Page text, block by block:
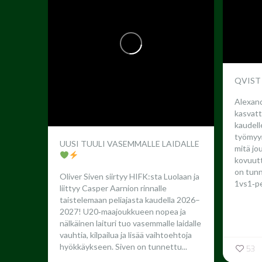
UUSI TUULI VASEMMALLE LAIDALLE
Oliver Siven siirtyy HIFK:sta Luolaan ja
liittyy Casper Aarnion rinnalle
taistelemaan peliajasta kaudella 2026–
2027! U20‑maajoukkueen nopea ja
nälkäinen laituri tuo vasemmalle laidalle
vauhtia, kilpailua ja lisää vaihtoehtoja
hyökkäykseen. Siven on tunnettu...
QVIST
mitä
on
53